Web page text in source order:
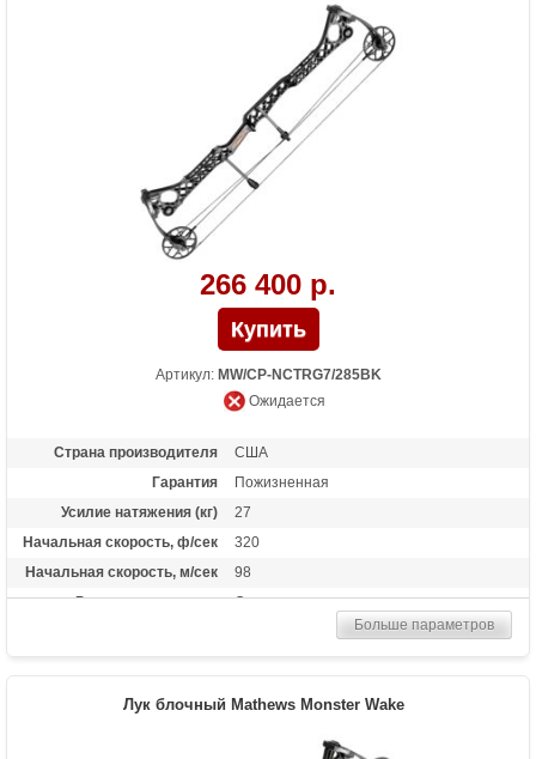
266 400 р.
Артикул: MW/CP-NCTRG7/285BK
Ожидается
Страна производителя
США
Гарантия
Пожизненная
Усилие натяжения (кг)
27
Начальная скорость, ф/сек
320
Начальная скорость, м/сек
98
Рекомендуется для
Опытных
Длина растяжки
26 - 31
Больше параметров
Лук блочный Mathews Monster Wake